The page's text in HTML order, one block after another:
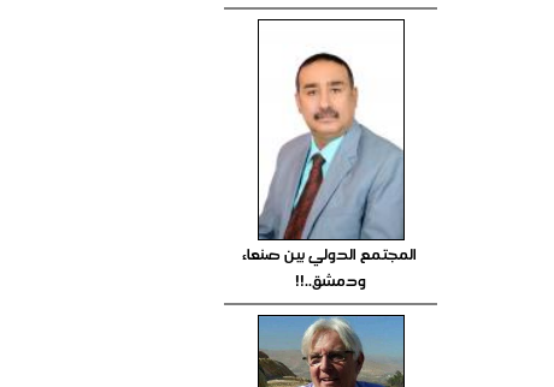
المجتمع الدولي بين صنعاء
ودمشق..!!